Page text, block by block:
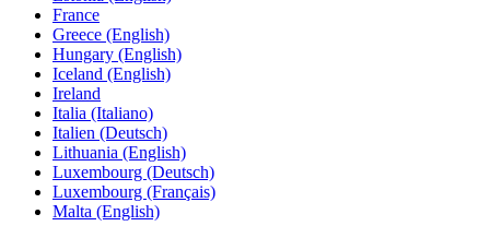
France
Greece (English)
Hungary (English)
Iceland (English)
Ireland
Italia (Italiano)
Italien (Deutsch)
Lithuania (English)
Luxembourg (Deutsch)
Luxembourg (Français)
Malta (English)